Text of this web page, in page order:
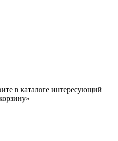
в каталоге интересующий